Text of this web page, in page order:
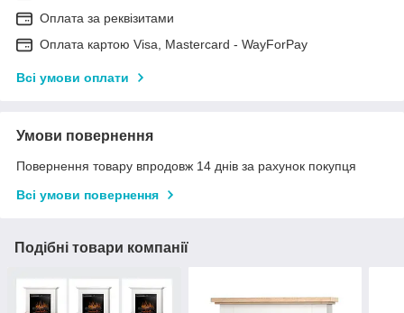
Оплата за реквізитами
Оплата картою Visa, Mastercard - WayForPay
Всі умови оплати
Умови повернення
Повернення товару впродовж 14 днів за рахунок покупця
Всі умови повернення
Подібні товари компанії